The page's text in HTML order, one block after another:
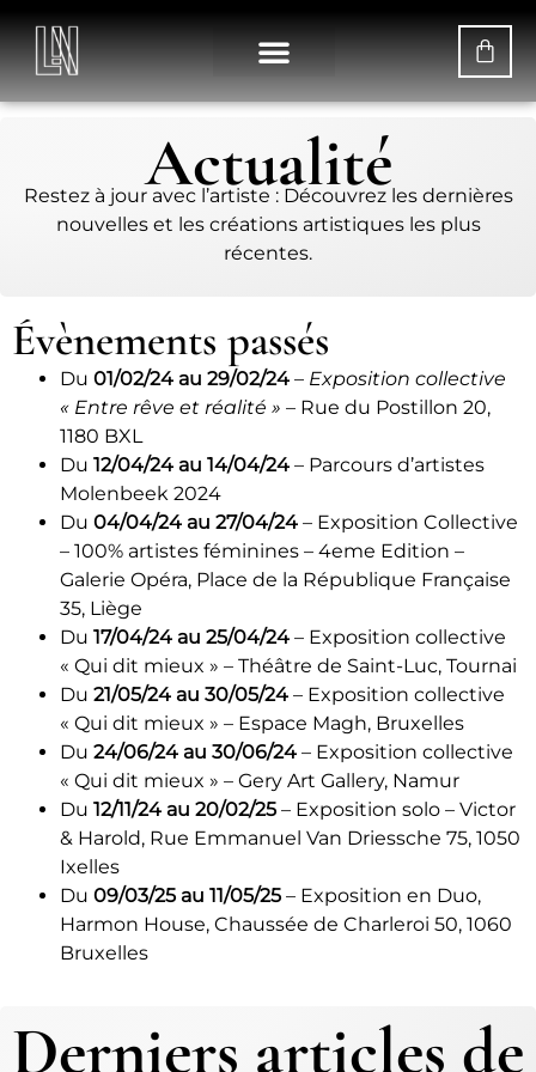
Actualité
Restez à jour avec l’artiste : Découvrez les dernières
nouvelles et les créations artistiques les plus
récentes.
Évènements passés
Du 01/02/24 au 29/02/24 – Exposition collective
« Entre rêve et réalité » – Rue du Postillon 20,
1180 BXL
Du 12/04/24 au 14/04/24 – Parcours d’artistes
Molenbeek 2024
Du 04/04/24 au 27/04/24 – Exposition Collective
– 100% artistes féminines – 4eme Edition –
Galerie Opéra, Place de la République Française
35, Liège
Du 17/04/24 au 25/04/24 – Exposition collective
« Qui dit mieux » – Théâtre de Saint-Luc, Tournai
Du 21/05/24 au 30/05/24 – Exposition collective
« Qui dit mieux » – Espace Magh, Bruxelles
Du 24/06/24 au 30/06/24 – Exposition collective
« Qui dit mieux » – Gery Art Gallery, Namur
Du 12/11/24 au 20/02/25 – Exposition solo – Victor
& Harold, Rue Emmanuel Van Driessche 75, 1050
Ixelles
Du 09/03/25 au 11/05/25 – Exposition en Duo,
Harmon House, Chaussée de Charleroi 50, 1060
Bruxelles
Derniers articles de